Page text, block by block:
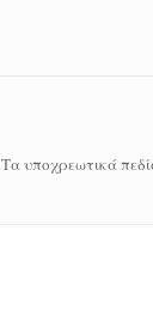
Τα υποχρεωτικά